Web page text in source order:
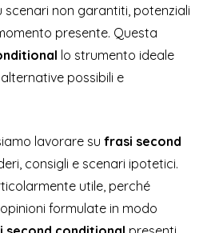
scenari non garantiti, potenziali
presente. Questa
lo strumento ideale
possibili e
lavorare su frasi second
consigli e scenari ipotetici.
utile, perché
formulate in modo